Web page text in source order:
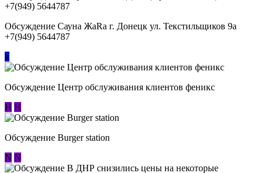
Обсуждение Сауна ЖаRa г. Донецк ул. Текстильщиков 9а
+7(949) 5644787
к
Обсуждение Центр обслуживания клиентов феникс
Н Н
Обсуждение Burger station
N N